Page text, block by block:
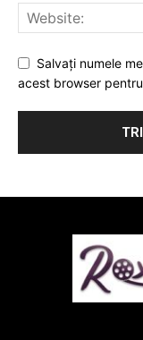
Salvați numele
acest browser